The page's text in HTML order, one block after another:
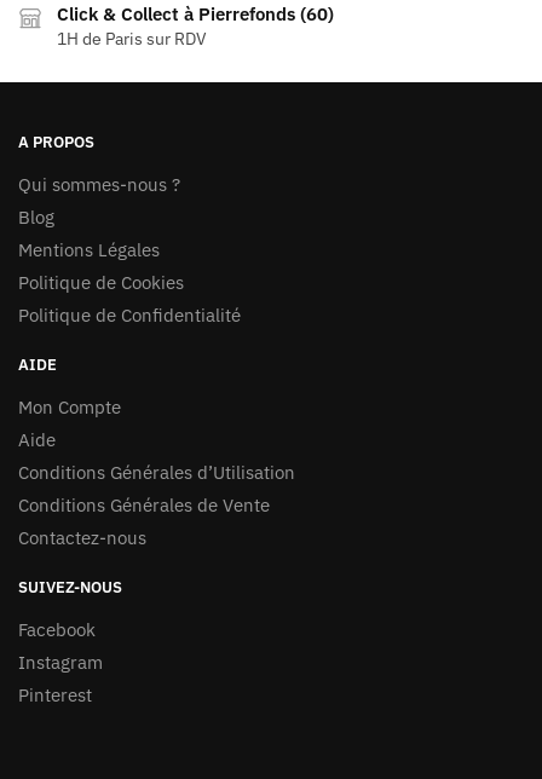
Click & Collect à Pierrefonds (60)
1H de Paris sur RDV
A PROPOS
Qui sommes-nous ?
Blog
Mentions Légales
Politique de Cookies
Politique de Confidentialité
AIDE
Mon Compte
Aide
Conditions Générales d’Utilisation
Conditions Générales de Vente
Contactez-nous
SUIVEZ-NOUS
Facebook
Instagram
Pinterest